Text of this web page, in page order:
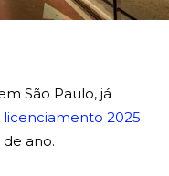
São Paulo, já
licenciamento 2025
ano.